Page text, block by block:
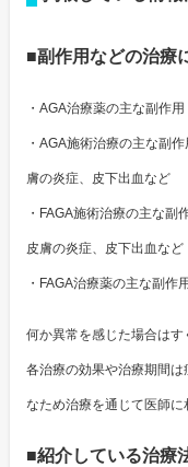
■副作用などの治療
・AGA治療薬の主な副作
・AGA施術治療の主な副
膚の炎症、皮下出血など
・FAGA施術治療の主な副
皮膚の炎症、皮下出血など
・FAGA治療薬の主な副
何か異常を感じた場合はす
各治療の効果や治療期間
なため治療を通じて医師に
■紹介している治療